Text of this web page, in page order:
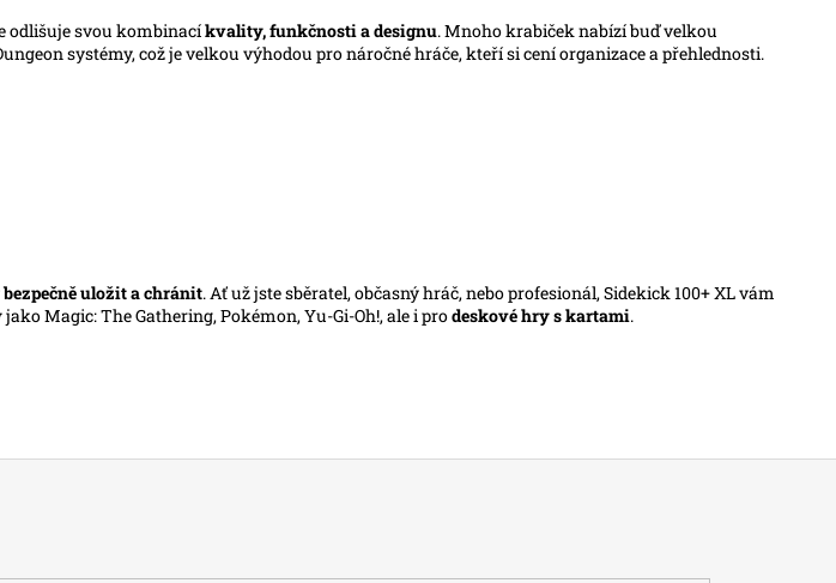
odlišuje svou kombinacíkvality, funkčnosti a designu. Mnoho krabiček nabízí buď velkou
systémy, což je velkou výhodou pro náročné hráče, kteří si cení organizace a přehlednosti.
bezpečně uložit a chránit. Ať už jste sběratel, občasný hráč, nebo profesionál, Sidekick 100+ XL vám
jako Magic: The Gathering, Pokémon, Yu-Gi-Oh!, ale i prodeskové hry s kartami.